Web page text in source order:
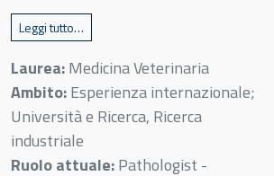
Leggi tutto…
Laurea:Medicina Veterinaria
Ambito:Esperienza internazionale;
Università e Ricerca, Ricerca
industriale
Ruolo attuale:Pathologist -